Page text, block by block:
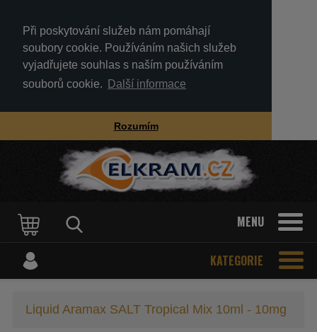
Při poskytování služeb nám pomáhají
soubory cookie. Používáním našich služeb
vyjadřujete souhlas s naším používáním
souborů cookie.
Další informace
Rozumím
MENU
KATEGORIE
Liquid Aramax SALT Tropical Mix 10ml - 10mg